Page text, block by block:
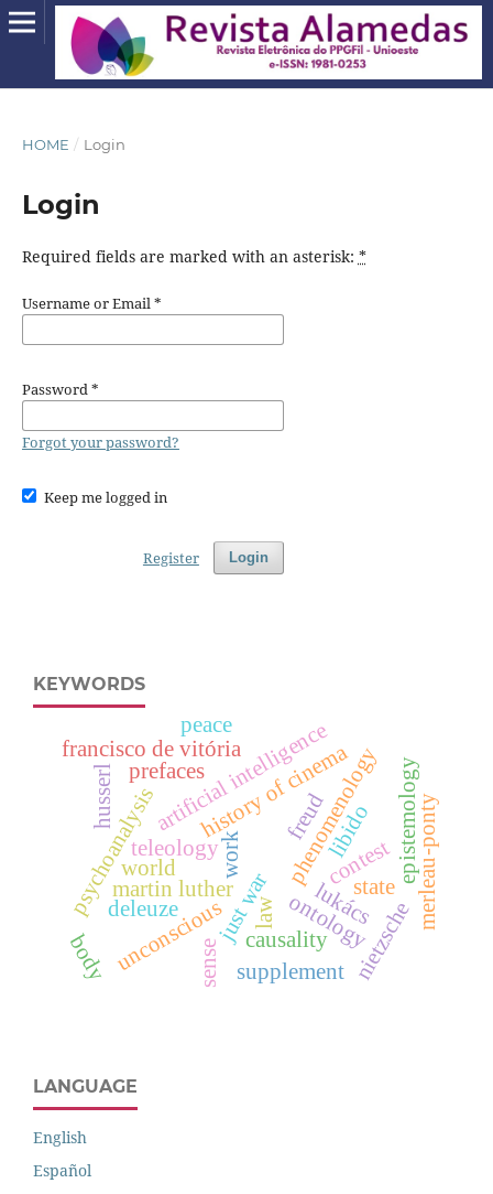
HOME / Login
Login
Required fields are marked with an asterisk: *
Username or Email*
Password*
Forgot your password?
Keep me logged in
Login
Register
KEYWORDS
lukács
ontology
work
causality
teleology phenomenology
history of cinema
artificial intelligence
just war
francisco de vitória
martin luther
freud
psychoanalysis libido
unconscious
contest
nietzsche
deleuze
prefaces
sense supplement
body
epistemology
state
world merleau-ponty
husserl
peace
law
LANGUAGE
English
Español